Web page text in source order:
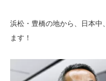
浜松・豊橋の地から、日本中
ます！